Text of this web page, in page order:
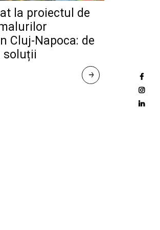
la proiectul de
Cluj-Napoca: de
soluții
R